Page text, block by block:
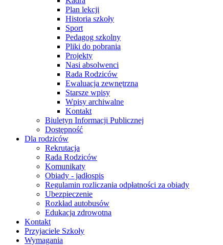
Plan lekcji
Historia szkoły
Sport
Pedagog szkolny
Pliki do pobrania
Projekty
Nasi absolwenci
Rada Rodziców
Ewaluacja zewnętrzna
Starsze wpisy
Wpisy archiwalne
Kontakt
Biuletyn Informacji Publicznej
Dostępność
Dla rodziców
Rekrutacja
Rada Rodziców
Komunikaty
Obiady - jadłospis
Regulamin rozliczania odpłatności za obiady
Ubezpieczenie
Rozkład autobusów
Edukacja zdrowotna
Kontakt
Przyjaciele Szkoły
Wymagania